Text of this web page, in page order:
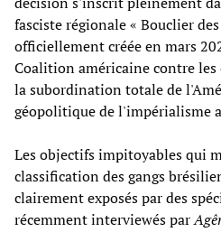
fasciste régionale « Bouclier
officiellement créée en mars
Coalition américaine contre les
la subordination totale de
géopolitique de l'impérialisme
Les objectifs impitoyables qui
classification des gangs
clairement exposés par des
récemment interviewés par